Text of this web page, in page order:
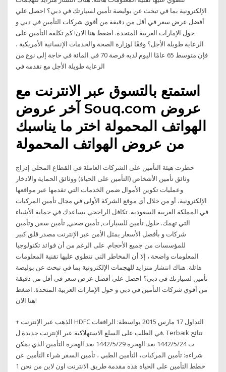
الإلكترونية بما في تبحث عن بوليصة تأمين لسيارتك في دبي؟ احصل علي
أفضل عرض سعر في أقل من دقيقة من أقوي شركات التأمين في دبي و
حول الإمارات العربية المتحدة. اضغط هنا الان! كم تكلفة التأمين على
الرعاية طويلة الأجل؟ وفقًا لوزارة الصحة والخدمات الإنسانية الأمريكية ،
فإن متوسط 65 عامًا اليوم لديه فرصة 70 في المائة في حاجة إلى نوع من
الرعاية طويلة الأجل مع تقدمه في
استمتع بالتسوق عبر الانترنت مع
آخر عروض Souq.com عروض
الهواتف المحمولة اختر ما يناسبك
من عروض الهواتف المحمولة
حظرت هيئة التأمين على الشركات العاملة في القطاع المحلي إدراج
وثائق تأمين الأشخاص (التأمين على الحياة) ووثائق الحماية والادخار
وعمليات تكوين الأموال ضمن الخدمات التي تقدمها عبر مواقعها
الإلكترونية، أو من خلال أي موقع الشركة الأولى في مجال تأمين المركبات
في المملكة العربية السعودية. تكافل الراجحي يساعدك في حماية الأشياء
التي تهمك. حلول تأمين للسيارات, تأمين صحي, تأمين سفر, وتأمين
شركات و بأفضل الأسعار يمثل الأمن عبر الإنترنت مصدر قلق كبير
للمؤسسات من جميع الأحجام. على الرغم من أن فوائد تكنولوجيا
المعلومات واضحة ، إلا أن المخاطر التي تنطوي عليها تقنية المعلومات
هائلة. هناك انتشار متزايد للهجمات الإلكترونية بما في تبحث عن بوليصة
تأمين لسيارتك في دبي؟ احصل علي أفضل عرض سعر في أقل من دقيقة
من أقوي شركات التأمين في دبي و حول الإمارات العربية المتحدة. اضغط
هنا الان!
+ الذهب عبر الإنترنت HDFC التداول 17 مارس 2015 بواسطة: الرافعات
في الطلب على السلع الاستهلاكية عبر الإنترنت جديدة ل. Terbaik نتائج
ت 24‏‏/5‏‏/1442 بعد الهجرة 29‏‏/5‏‏/1442 بعد الهجرة التأمين الذي يمكن
شراءه: تأمين المركبات، التأمين الطبي ، تأمين السفر شراء التأمين عن